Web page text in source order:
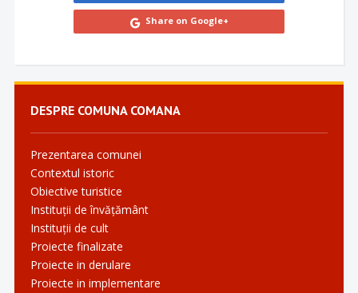
DESPRE COMUNA COMANA
Prezentarea comunei
Contextul istoric
Obiective turistice
Instituții de învățământ
Instituții de cult
Proiecte finalizate
Proiecte in derulare
Proiecte in implementare
Share on Google+